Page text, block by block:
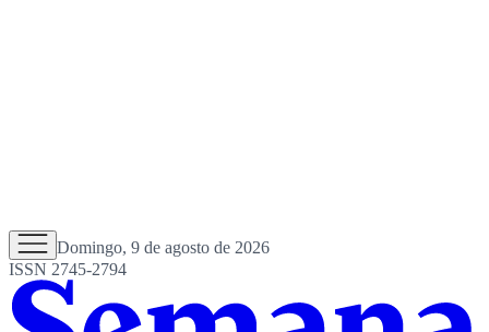
Domingo, 9 de agosto de 2026
ISSN 2745-2794